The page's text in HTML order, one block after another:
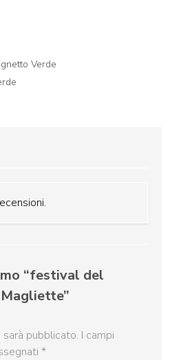
Verde
“festival del
pubblicato. I campi
*